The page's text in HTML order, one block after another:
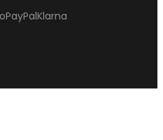
PayPalKlarna